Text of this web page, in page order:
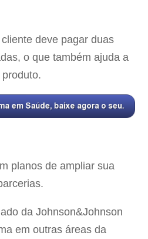
deve pagar duas
o que também ajuda a
planos de ampliar sua
da Johnson&Johnson
em outras áreas da